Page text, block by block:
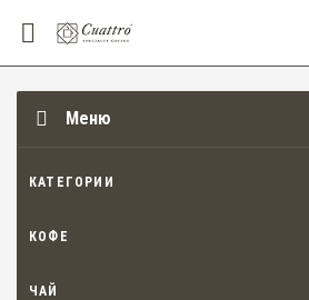
Меню
КАТЕГОРИИ
КОФЕ
ЧАЙ